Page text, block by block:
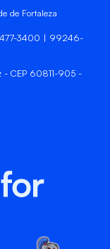
de Fortaleza
3400 | 99246-
- CEP 60811-905 -